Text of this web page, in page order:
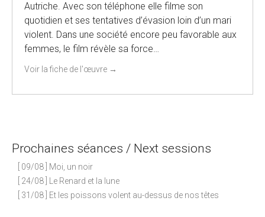
Autriche. Avec son téléphone elle filme son
quotidien et ses tentatives d’évasion loin d’un mari
violent. Dans une société encore peu favorable aux
femmes, le film révèle sa force…
Voir la fiche de l'œuvre →
Prochaines séances / Next sessions
[ 09/08 ] Moi, un noir
[ 24/08 ] Le Renard et la lune
[ 31/08 ] Et les poissons volent au-dessus de nos têtes